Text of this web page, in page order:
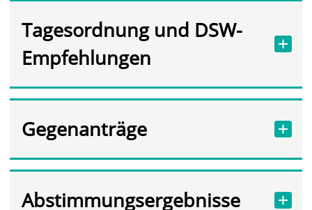
Tagesordnung und DSW-
Empfehlungen
Gegenanträge
Abstimmungsergebnisse